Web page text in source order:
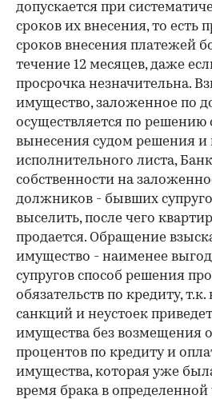
допускается при
сроков их внесения, то есть
сроков внесения платежей
течение 12 месяцев, даже
просрочка незначительна.
имущество, заложенное по
осуществляется по решению
вынесения судом решения и
исполнительного листа,
собственности на
должников - бывших
выселить, после чего
продается. Обращение
имущество - наименее
супругов способ решения
обязательств по кредиту,
санкций и неустоек
имущества без возмещения
процентов по кредиту и
имущества, которая уже
время брака в определенной